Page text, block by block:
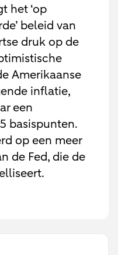
het ‘op
beleid van
druk op de
Amerikaanse
inflatie,
een
basispunten.
op een meer
de Fed, die de